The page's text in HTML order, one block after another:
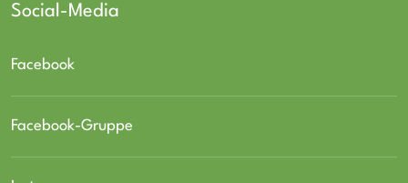
Social-Media
Facebook
Facebook-Gruppe